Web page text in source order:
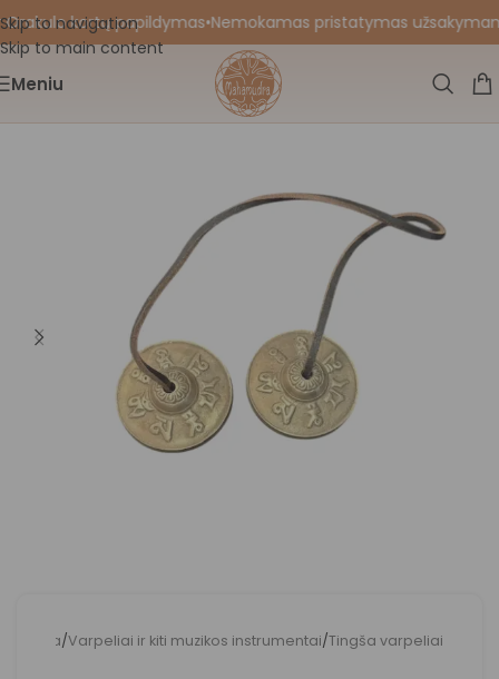
Skip to navigation
Skip to main content
kortų papildymas•Nemokamas pristatymas
Meniu
Pradžia/Varpeliai ir kiti muzikos instrumentai/Tingša varpeliai